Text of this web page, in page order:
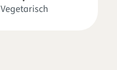
Vegetarisch